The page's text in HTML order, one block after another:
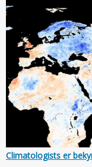
Climatologists er